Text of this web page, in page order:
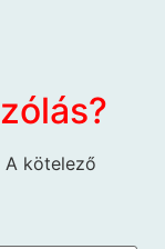
A kötelező